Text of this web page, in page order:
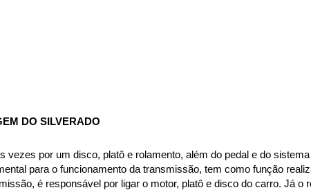
DO SILVERADO
vezes por um disco, platô e rolamento, além do pedal e do
para o funcionamento da transmissão, tem como função
é responsável por ligar o motor, platô e disco do carro. Já